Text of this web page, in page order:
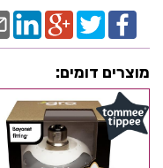
מוצרים דומים: